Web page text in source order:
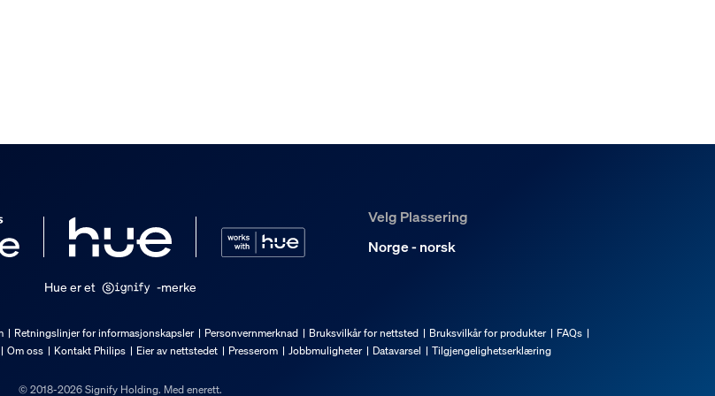
Velg Plassering
Norge - norsk
Hue er et -merke
Retningslinjer for informasjonskapsler Personvernmerknad Bruksvilkår for nettsted Bruksvilkår for produkter
FAQs
Om oss Kontakt Philips Eier av nettstedet Presserom Jobbmuligheter Datavarsel Tilgjengelighetserklæring
© 2018-2026 Signify Holding. Med enerett.